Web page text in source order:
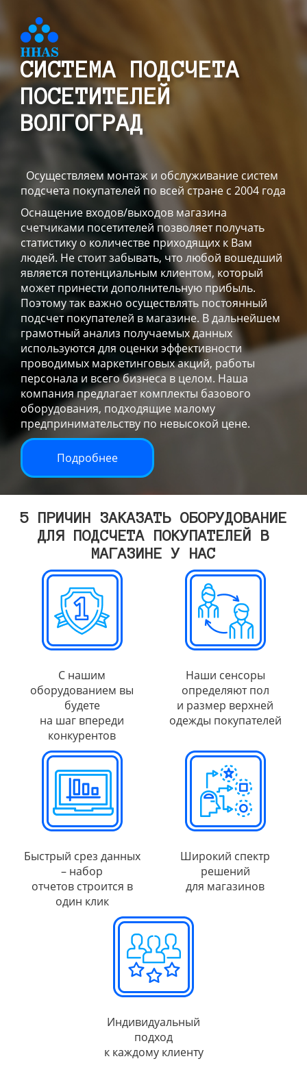
СИСТЕМА ПОДСЧЕТА
ПОСЕТИТЕЛЕЙ
ВОЛГОГРАД
Осуществляем монтаж и обслуживание систем
подсчета покупателей по всей стране с 2004 года
Оснащение входов/выходов магазина
счетчиками посетителей позволяет получать
статистику о количестве приходящих к Вам
людей. Не стоит забывать, что любой вошедший
является потенциальным клиентом, который
может принести дополнительную прибыль.
Поэтому так важно осуществлять постоянный
подсчет покупателей в магазине. В дальнейшем
грамотный анализ получаемых данных
используются для оценки эффективности
проводимых маркетинговых акций, работы
персонала и всего бизнеса в целом. Наша
компания предлагает комплекты базового
оборудования, подходящие малому
предпринимательству по невысокой цене.
Подробнее
5 ПРИЧИН ЗАКАЗАТЬ ОБОРУДОВАНИЕ
ДЛЯ ПОДСЧЕТА ПОКУПАТЕЛЕЙ В
МАГАЗИНЕ У НАС
С нашим
оборудованием вы
будете
на шаг впереди
конкурентов
Наши сенсоры
определяют пол
и размер верхней
одежды покупателей
Быстрый срез данных
– набор
отчетов строится в
один клик
Широкий спектр
решений
для магазинов
Индивидуальный
подход
к каждому клиенту